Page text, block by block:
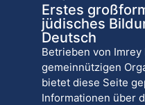
Erstes
jüdisches
Deutsch
Betrieben von
gemeinnützigen
bietet diese Seite
Informationen über